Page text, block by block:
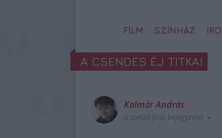
FILM SZÍNHÁZ
A CSENDES ÉJ TITKAI
Kalmár András
a szerző friss bejegyzései